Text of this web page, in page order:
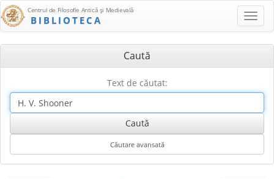
Centrul de Filosofie Antică şi Medievală
BIBLIOTECA
Caută
Text de căutat: